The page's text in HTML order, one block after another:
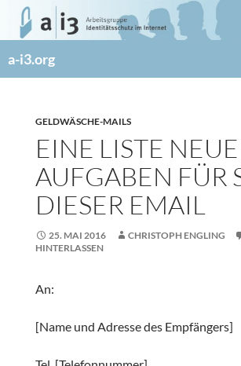
Zum
Inhalt
a-i3.org
GELDWÄSCHE-MAILS
EINE LISTE
AUFGABEN FÜR
DIESER EMAIL
25. MAI 2016 CHRISTOPH ENGLING
HINTERLASSEN
An:
[Name und Adresse des Empfängers]